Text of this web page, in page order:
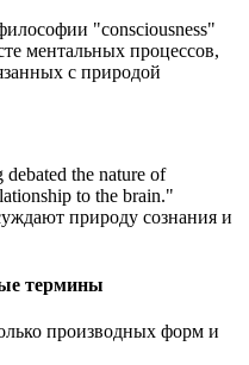
"consciousness"
ментальных процессов,
с природой
the nature of
to the brain."
природу сознания и
термины
производных форм и